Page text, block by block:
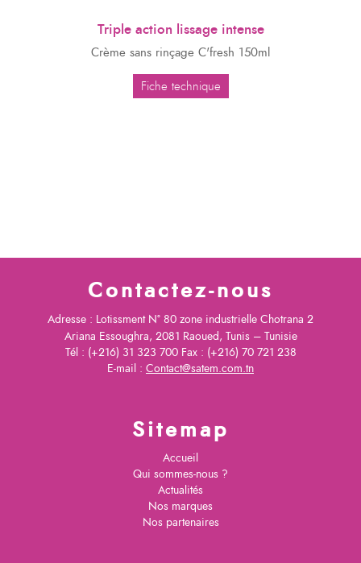
Triple action lissage intense
Crème sans rinçage C'fresh 150ml
Fiche technique
Contactez-nous
Adresse : Lotissment N° 80 zone industrielle Chotrana 2
Ariana Essoughra, 2081 Raoued, Tunis – Tunisie
Tél : (+216) 31 323 700 Fax : (+216) 70 721 238
E-mail : Contact@satem.com.tn
Sitemap
Accueil
Qui sommes-nous ?
Actualités
Nos marques
Nos partenaires